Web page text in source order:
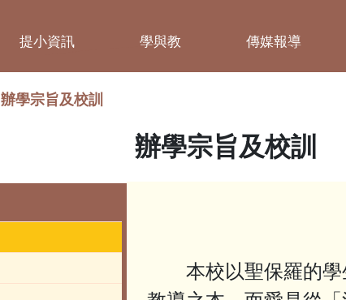
提小資訊 學與教 傳媒報導
辦學宗旨及校訓
辦學宗旨及校訓
本校以聖保羅的學